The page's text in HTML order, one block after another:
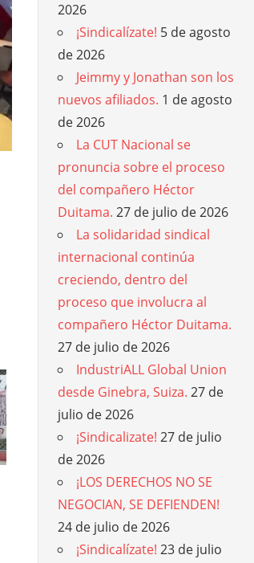
2026
¡Sindicalízate! 5 de agosto
de 2026
Jeimmy y Jonathan son los
nuevos afiliados. 1 de agosto
de 2026
La CUT Nacional se
pronuncia sobre el proceso
del compañero Héctor
Duitama. 27 de julio de 2026
La solidaridad sindical
internacional continúa
creciendo, dentro del
proceso que involucra al
compañero Héctor Duitama.
27 de julio de 2026
IndustriALL Global Union
desde Ginebra, Suiza. 27 de
julio de 2026
¡Sindicalizate! 27 de julio
de 2026
¡LOS DERECHOS NO SE
NEGOCIAN, SE DEFIENDEN!
24 de julio de 2026
¡Sindicalízate! 23 de julio